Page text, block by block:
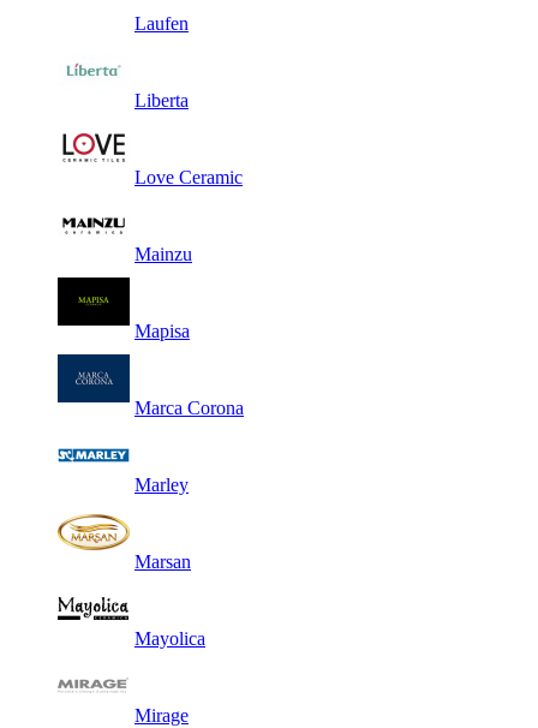
Laufen
Liberta
Love Ceramic
Mainzu
Mapisa
Marca Corona
Marley
Marsan
Mayolica
Mirage